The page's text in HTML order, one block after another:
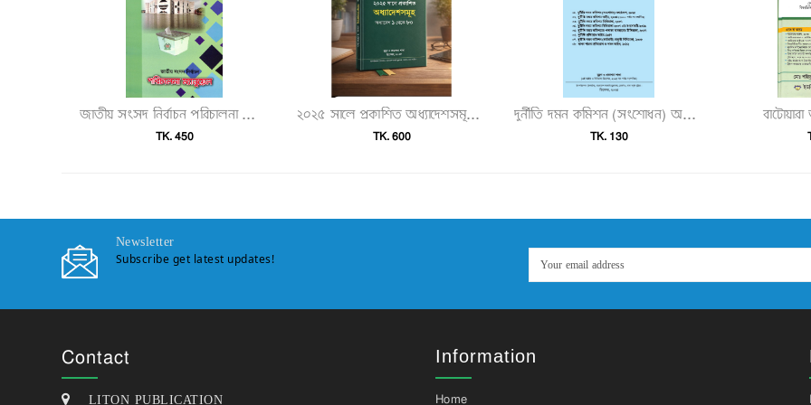
জাতীয় সংসদ নির্বাচন পরিচালনা ম্যানুয়েল"
TK. 450
২০২৫ সালে প্রকাশিত অধ্যাদেশসমূহ (অধ্যাদেশ ১–৮০)"
TK. 600
দুর্নীতি দমন কমিশন (সংশোধন) অধ্যাদেশ, ২০২৫ ও দুর্নীতি দমন কমিশন আইন, বিধিমালা ও সংশ্লিষ্ট আইনসমূহ"
TK. 130
Newsletter
Subscribe get latest updates!
Contact
LITON PUBLICATION
Information
Home